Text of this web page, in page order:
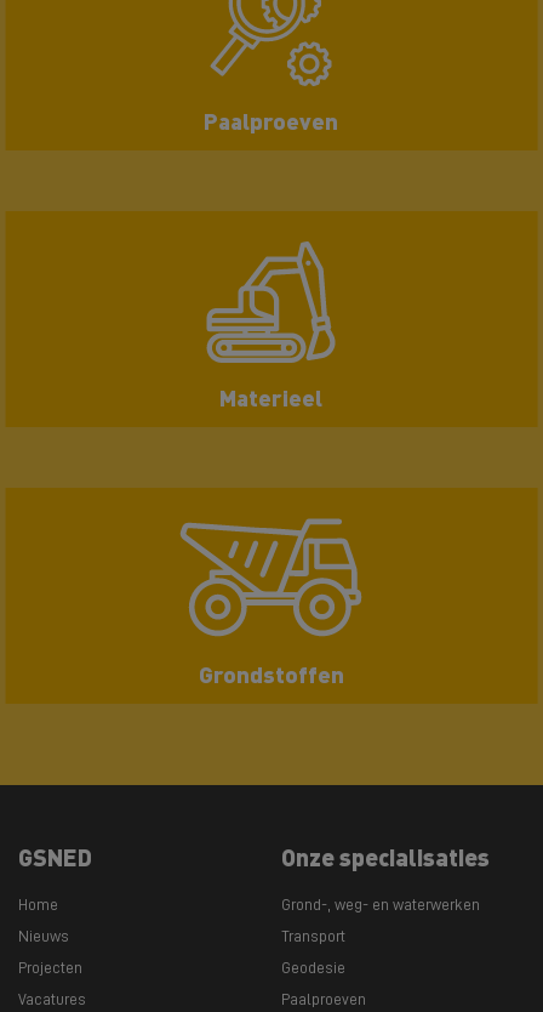
Paalproeven
Materieel
Grondstoffen
GSNED
Home
Nieuws
Projecten
Vacatures
Onze specialisaties
Grond-, weg- en waterwerken
Transport
Geodesie
Paalproeven